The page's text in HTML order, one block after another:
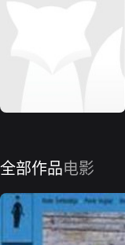
全部作品电影